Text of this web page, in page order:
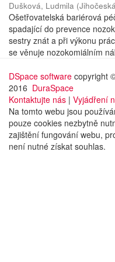
Dušková, Ludmila (
Ošetřovatelská bariérová
spadající do prevence
sestry znát a při výkonu
se věnuje nozokomiálním
DSpace software copyright
2016 DuraSpace
Kontaktujte nás | Vyjádření
Na tomto webu jsou
pouze cookies nezbytně
zajištění fungování webu,
není nutné získat souhlas.